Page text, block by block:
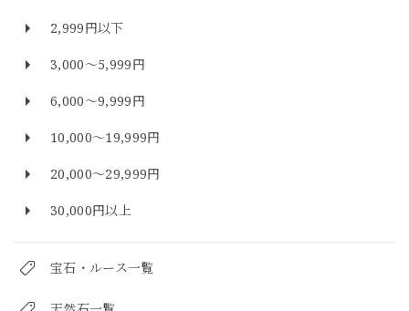
2,999円以下
3,000～5,999円
6,000～9,999円
10,000～19,999円
20,000～29,999円
30,000円以上
宝石・ルース一覧